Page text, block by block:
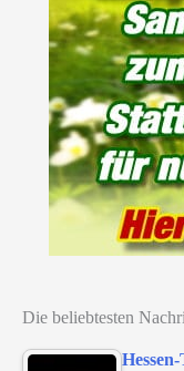
Die beliebtesten